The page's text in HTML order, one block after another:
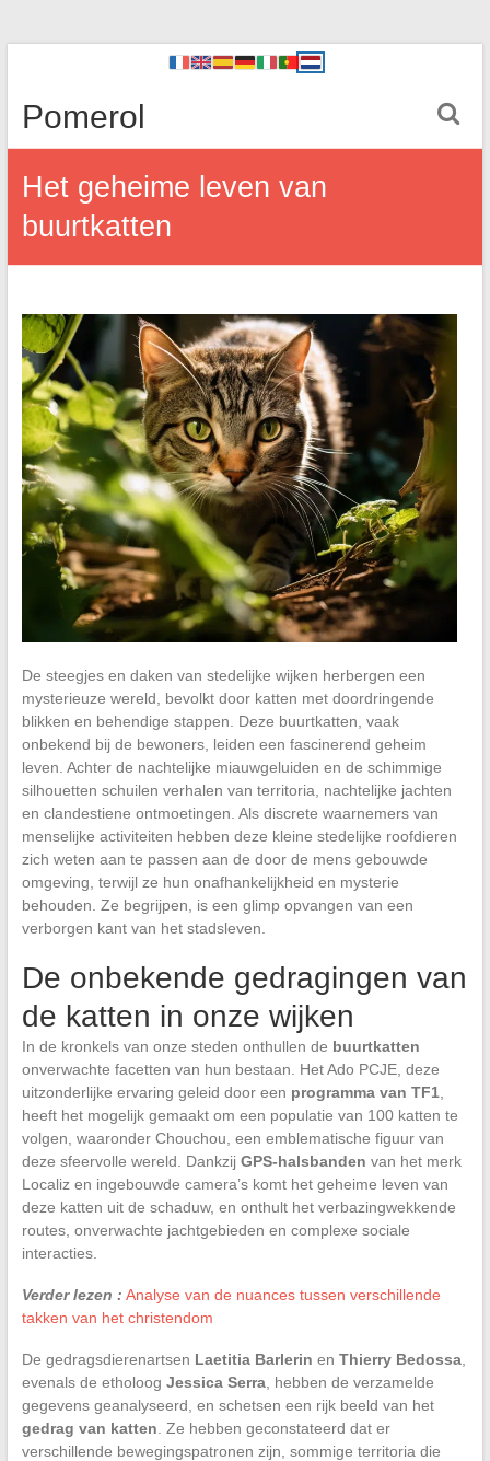
Pomerol
Het geheime leven van
buurtkatten
De steegjes en daken van stedelijke wijken herbergen een
mysterieuze wereld, bevolkt door katten met doordringende
blikken en behendige stappen. Deze buurtkatten, vaak
onbekend bij de bewoners, leiden een fascinerend geheim
leven. Achter de nachtelijke miauwgeluiden en de schimmige
silhouetten schuilen verhalen van territoria, nachtelijke jachten
en clandestiene ontmoetingen. Als discrete waarnemers van
menselijke activiteiten hebben deze kleine stedelijke roofdieren
zich weten aan te passen aan de door de mens gebouwde
omgeving, terwijl ze hun onafhankelijkheid en mysterie
behouden. Ze begrijpen, is een glimp opvangen van een
verborgen kant van het stadsleven.
De onbekende gedragingen van
de katten in onze wijken
In de kronkels van onze steden onthullen de buurtkatten
onverwachte facetten van hun bestaan. Het Ado PCJE, deze
uitzonderlijke ervaring geleid door een programma van TF1
heeft het mogelijk gemaakt om een populatie van 100 katten te
volgen, waaronder Chouchou, een emblematische figuur van
deze sfeervolle wereld. Dankzij GPS-halsbanden van het merk
Localiz en ingebouwde camera’s komt het geheime leven van
deze katten uit de schaduw, en onthult het verbazingwekkende
routes, onverwachte jachtgebieden en complexe sociale
interacties.
Verder lezen : Analyse van de nuances tussen verschillende
takken van het christendom
De gedragsdierenartsen Laetitia Barlerin en Thierry Bedossa,
evenals de etholoog Jessica Serra, hebben de verzamelde
gegevens geanalyseerd, en schetsen een rijk beeld van het
gedrag van katten . Ze hebben geconstateerd dat er
verschillende bewegingspatronen zijn, sommige territoria die